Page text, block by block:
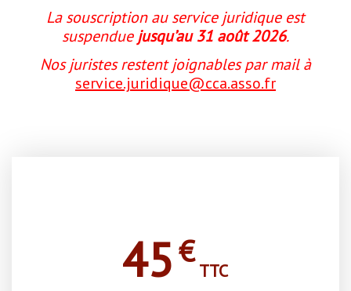
La souscription au service juridique est
suspenduejusqu’au 31 août 2026.
Nos juristes restent joignables par mail à
service.juridique@cca.asso.fr
45€
TTC